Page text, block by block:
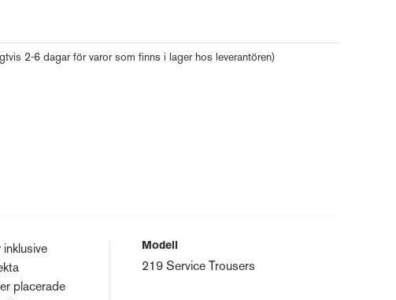
2-6 dagar för varor som finns i lager hos leverantören)
placerade
Modell
219 Service Trousers